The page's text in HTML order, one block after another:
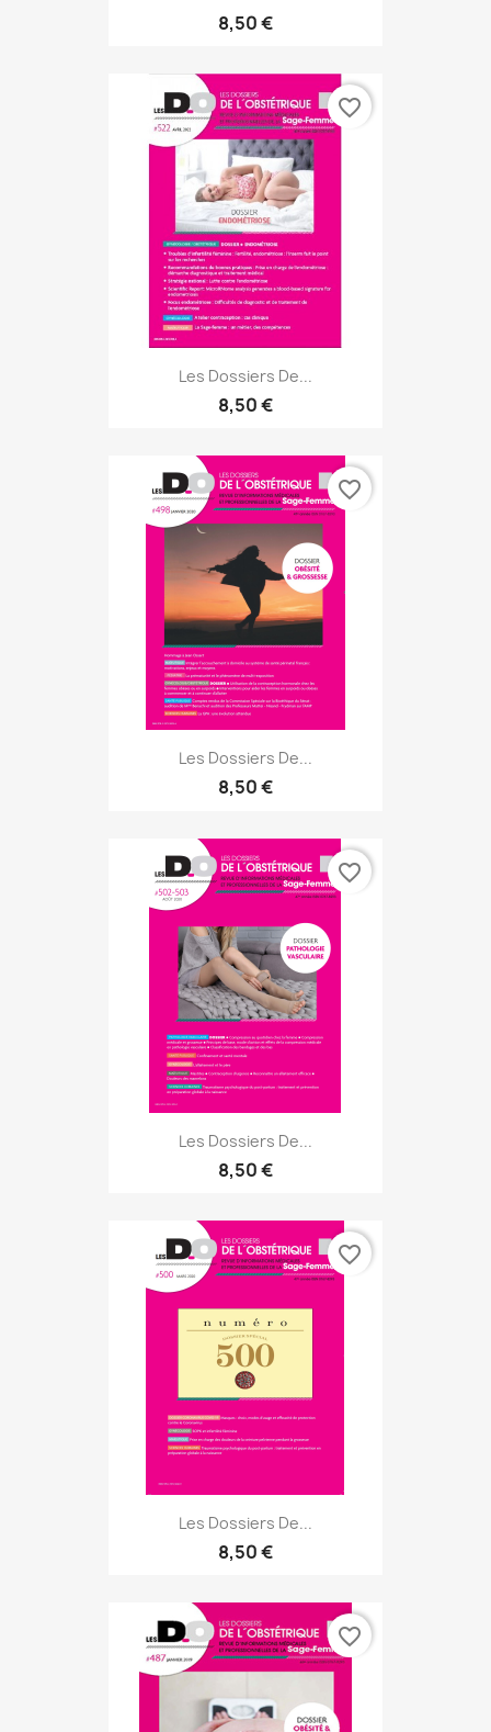
8,50 €
Les Dossiers De...
8,50 €
favorite_border
Les Dossiers De...
8,50 €
favorite_border
Les Dossiers De...
8,50 €
favorite_border
Les Dossiers De...
8,50 €
favorite_border
favorite_border